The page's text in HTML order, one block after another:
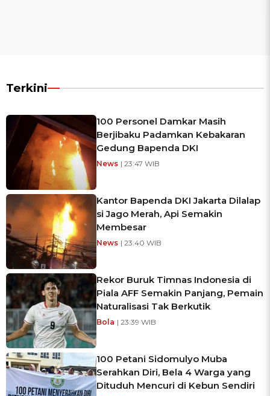
Terkini
100 Personel Damkar Masih
Berjibaku Padamkan Kebakaran
Gedung Bapenda DKI
News | 23:47 WIB
Kantor Bapenda DKI Jakarta Dilalap
si Jago Merah, Api Semakin
Membesar
News | 23:40 WIB
Rekor Buruk Timnas Indonesia di
Piala AFF Semakin Panjang, Pemain
Naturalisasi Tak Berkutik
Bola | 23:39 WIB
100 Petani Sidomulyo Muba
Serahkan Diri, Bela 4 Warga yang
Dituduh Mencuri di Kebun Sendiri